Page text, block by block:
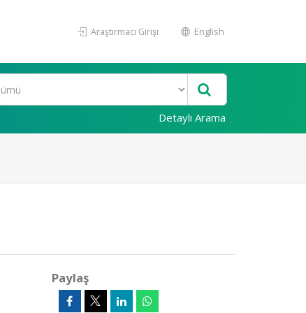
Araştırmacı Girişi English
Detaylı Arama
Paylaş